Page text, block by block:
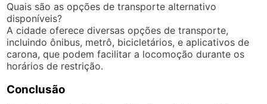
Quais são as opções de transporte alternativo
disponíveis?
A cidade oferece diversas opções de transporte,
incluindo ônibus, metrô, bicicletários, e aplicativos de
carona, que podem facilitar a locomoção durante os
horários de restrição.
Conclusão